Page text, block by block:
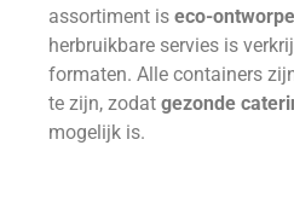
assortiment is eco-
herbruikbare servies is
formaten. Alle containers
te zijn, zodat gezonde
mogelijk is.